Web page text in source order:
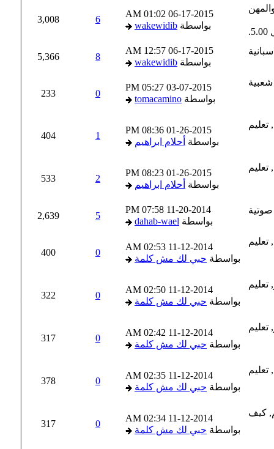
06-17-2015
01:02 AM
بواسطةwakewidib
3,008
06-17-2015
12:57 AM
بواسطةwakewidib
5,366
03-07-2015
05:27 PM
بواسطةtomacamino
233
01-26-2015
08:36 PM
بواسطةأحلام ابراهيم
404
01-26-2015
08:23 PM
بواسطةأحلام ابراهيم
533
11-20-2014
07:58 PM
بواسطةdahab-wael
2,639
11-12-2014
02:53 AM
بواسطةحبي لك مش كلمة
400
11-12-2014
02:50 AM
بواسطةحبي لك مش كلمة
322
11-12-2014
02:42 AM
بواسطةحبي لك مش كلمة
317
11-12-2014
02:35 AM
بواسطةحبي لك مش كلمة
378
11-12-2014
02:34 AM
بواسطةحبي لك مش كلمة
317